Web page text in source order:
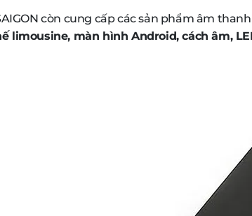
còn cung cấp các sản phẩm âm
limousine, màn hình Android, cách âm,